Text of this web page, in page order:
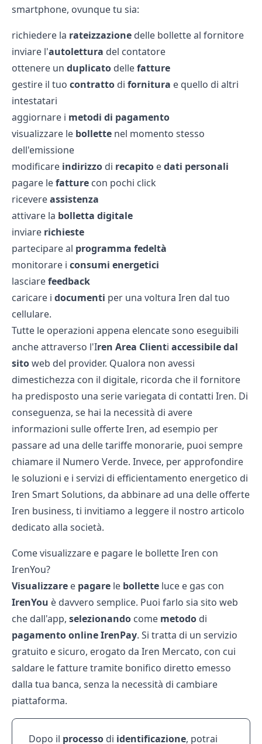
smartphone, ovunque tu sia:
richiedere la rateizzazione delle bollette al fornitore
inviare l'autolettura del contatore
ottenere un duplicato dellefatture
gestire il tuo contratto di fornitura e quello di altri
intestatari
aggiornare i metodi di pagamento
visualizzare le bollette nel momento stesso
dell'emissione
modificare indirizzo di recapito edati personali
pagare lefatture con pochi click
ricevereassistenza
attivare la bolletta digitale
inviare richieste
partecipare al programma fedeltà
monitorare i consumi energetici
lasciarefeedback
caricare i documenti per una voltura Iren dal tuo
cellulare.
Tutte le operazioni appena elencate sono eseguibili
anche attraverso l'Iren Area Clienti accessibiledal
sitoweb del provider. Qualora non avessi
dimestichezza con il digitale, ricorda che il fornitore
ha predisposto una serie variegata di contatti Iren. Di
conseguenza, se hai la necessità di avere
informazioni sulle offerte Iren, ad esempio per
passare ad una delletariffe monorarie, puoi sempre
chiamare il Numero Verde. Invece, per approfondire
le soluzioni e i servizi di efficientamento energetico di
Iren Smart Solutions, da abbinare ad una delle offerte
Iren business, ti invitiamo a leggere il nostro articolo
dedicato alla società.
Come visualizzare e pagare le bollette Iren con
IrenYou?
Visualizzare e pagare le bollette luce e gas con
IrenYou è davvero semplice. Puoi farlo sia sito web
che dall'app, selezionando come metodo di
pagamentoonlineIrenPay. Si tratta di un servizio
gratuito e sicuro, erogato da Iren Mercato, con cui
saldare le fatture tramite bonifico diretto emesso
dalla tua banca, senza la necessità di cambiare
piattaforma.
Dopo il processo di identificazione, potrai